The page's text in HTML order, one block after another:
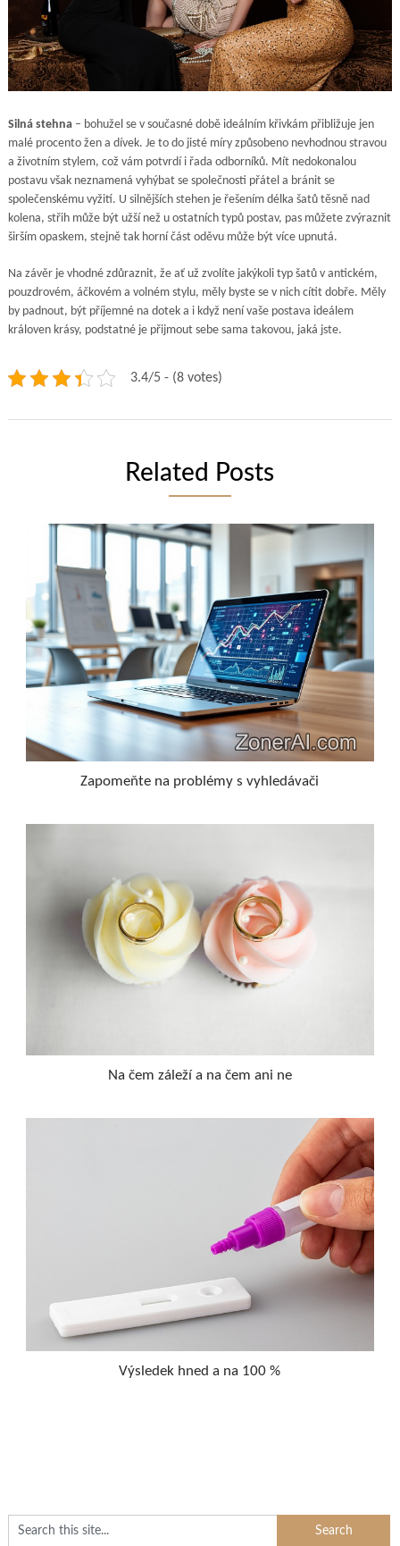
Silná stehna– bohužel se v současné době ideálním křivkám přibližuje jen
malé procento žen a dívek. Je to do jisté míry způsobeno nevhodnou stravou
a životním stylem, což vám potvrdí i řada odborníků. Mít nedokonalou
postavu však neznamená vyhýbat se společnosti přátel a bránit se
společenskému vyžití. U silnějších stehen je řešením délka šatů těsně nad
kolena, střih může být užší než u ostatních typů postav, pas můžete zvýraznit
širším opaskem, stejně tak horní část oděvu může být více upnutá.
Na závěr je vhodné zdůraznit, že ať už zvolíte jakýkoli typ šatů v antickém,
pouzdrovém, áčkovém a volném stylu, měly byste se v nich cítit dobře. Měly
by padnout, být příjemné na dotek a i když není vaše postava ideálem
královen krásy, podstatné je přijmout sebe sama takovou, jaká jste.
3.4/5 - (8 votes)
Related Posts
Zapomeňte na problémy s vyhledávači
Na čem záleží a na čem ani ne
Výsledek hned a na 100 %